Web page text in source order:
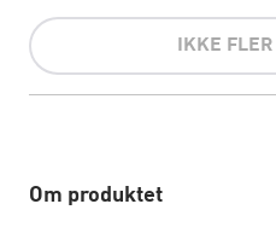
IKKE
Om produktet